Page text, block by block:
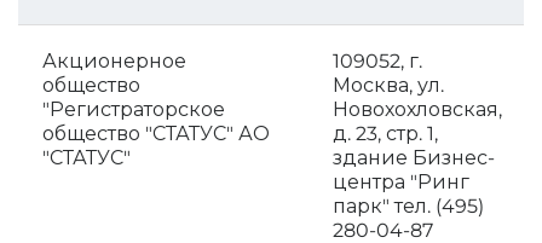
Акционерное
общество
"Регистраторское
общество "СТАТУС" АО
"СТАТУС"
109052, г.
Москва, ул.
Новохохловская,
д. 23, стр. 1,
здание Бизнес-
центра "Ринг
парк" тел. (495)
280-04-87